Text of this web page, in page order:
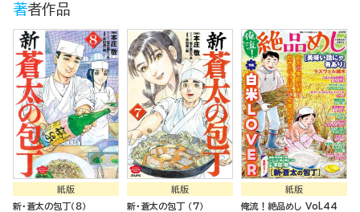
著者作品
紙版
新・蒼太の包丁（８）
紙版
新・蒼太の包丁 （7）
紙版
俺流！絶品めし Vol.44